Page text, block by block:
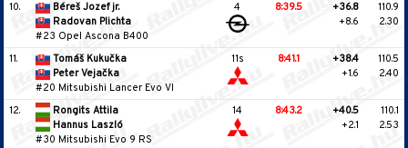
10.
Béreš Jozef jr.
Radovan Plichta
#23 Opel Ascona B400
4 8:39.5
+36.8
+8.6
110.9
2.30
11.
Tomáš Kukučka
Peter Vejačka
#20 Mitsubishi Lancer Evo VI
11s 8:41.1
+38.4
+1.6
110.5
2.40
12.
Rongits Attila
Hannus Laszló
#30 Mitsubishi Evo 9 RS
14 8:43.2
+40.5
+2.1
110.1
2.53